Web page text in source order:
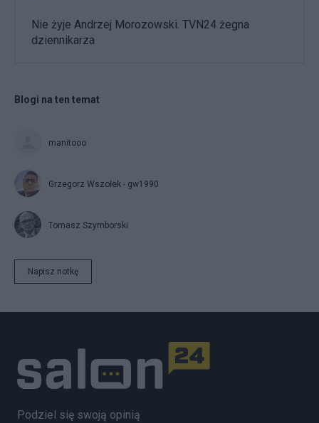
Nie żyje Andrzej Morozowski. TVN24 żegna
dziennikarza
Blogi na ten temat
manitooo
Grzegorz Wszołek - gw1990
Tomasz Szymborski
Napisz notkę
Podziel się swoją opinią